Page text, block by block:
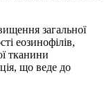
загальної
еозинофілів,
тканини
що веде до